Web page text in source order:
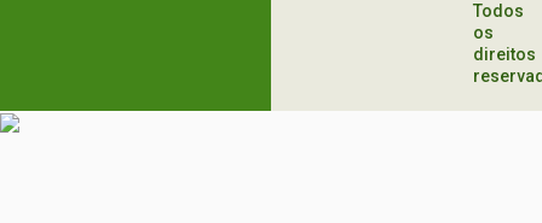
Todos
os
direitos